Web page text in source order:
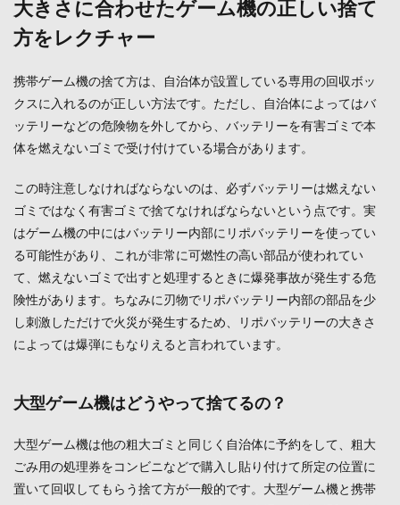
せた
ゲー
ム機
しい
捨て
レク
チャ
1.1
大型
ゲー
ム機
はど
うや
捨て
る
ム機
ーラ
ーの
い捨
大きさに合わせたゲーム機の正しい捨て
方をレクチャー
携帯ゲーム機の捨て方は、自治体が設置している専用の回収ボッ
クスに入れるのが正しい方法です。ただし、自治体によってはバ
ッテリーなどの危険物を外してから、バッテリーを有害ゴミで本
体を燃えないゴミで受け付けている場合があります。
この時注意しなければならないのは、必ずバッテリーは燃えない
ゴミではなく有害ゴミで捨てなければならないという点です。実
はゲーム機の中にはバッテリー内部にリポバッテリーを使ってい
る可能性があり、これが非常に可燃性の高い部品が使われてい
て、燃えないゴミで出すと処理するときに爆発事故が発生する危
険性があります。ちなみに刃物でリポバッテリー内部の部品を少
し刺激しただけで火災が発生するため、リポバッテリーの大きさ
によっては爆弾にもなりえると言われています。
大型ゲーム機はどうやって捨てるの？
大型ゲーム機は他の粗大ゴミと同じく自治体に予約をして、粗大
ごみ用の処理券をコンビニなどで購入し貼り付けて所定の位置に
置いて回収してもらう捨て方が一般的です。大型ゲーム機と携帯